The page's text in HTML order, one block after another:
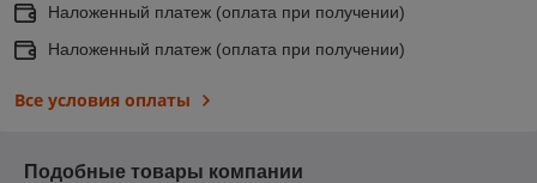
Наложенный платеж (оплата при получении)
Наложенный платеж (оплата при получении)
Все условия оплаты
Подобные товары компании